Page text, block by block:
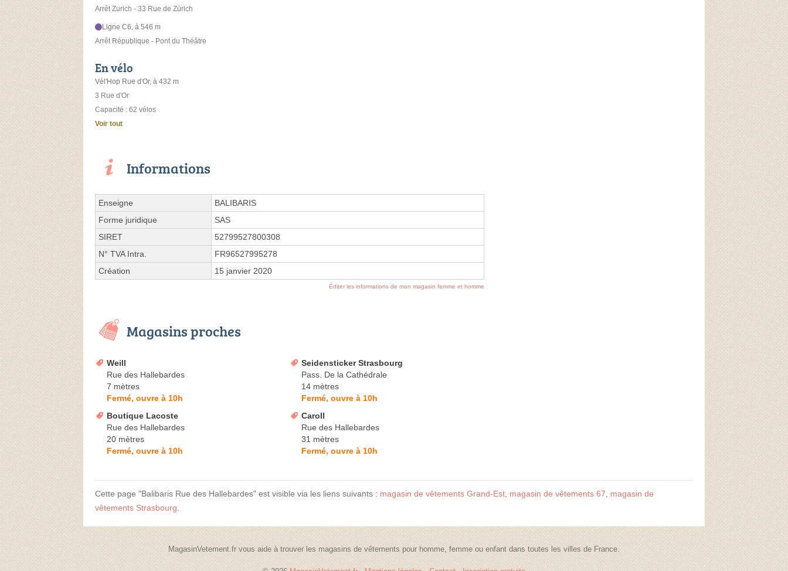
Arrêt Zurich - 33 Rue de Zürich
Ligne C6, à 546 m
Arrêt République - Pont du Théâtre
En vélo
Vél'Hop Rue d'Or, à 432 m
3 Rue d'Or
Capacité : 62 vélos
Voir tout
Informations
Enseigne
BALIBARIS
Forme juridique
SAS
SIRET
52799527800308
N° TVA Intra.
FR96527995278
Création
15 janvier 2020
Éditer les informations de mon magasin femme et homme
Magasins proches
Weill
Rue des Hallebardes
7 mètres
Fermé, ouvre à 10h
Seidensticker Strasbourg
Pass. De la Cathédrale
14 mètres
Fermé, ouvre à 10h
Boutique Lacoste
Rue des Hallebardes
20 mètres
Fermé, ouvre à 10h
Caroll
Rue des Hallebardes
31 mètres
Fermé, ouvre à 10h
Cette page "Balibaris Rue des Hallebardes" est visible via les liens suivants : magasin de vêtements Grand-Est magasin de vêtements 67
magasin de
vêtements Strasbourg
MagasinVetement.fr vous aide à trouver les magasins de vêtements pour homme, femme ou enfant dans toutes les villes de France.